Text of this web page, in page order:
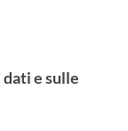
e sulle